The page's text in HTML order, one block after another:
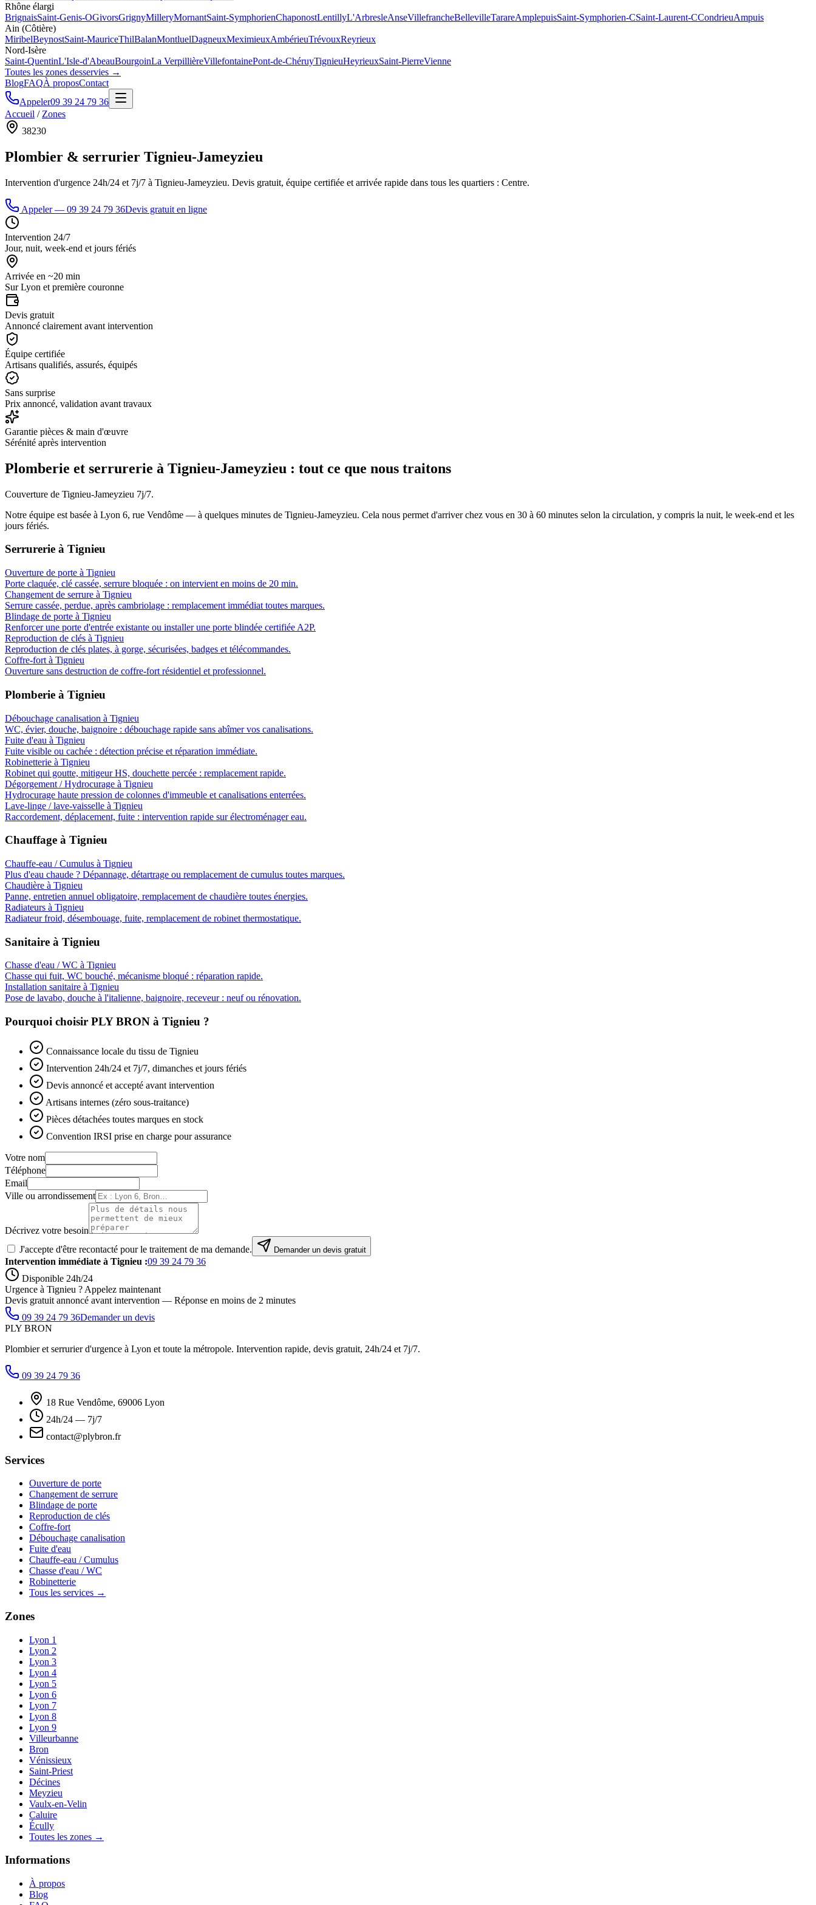
Rhône élargi
BrignaisSaint-Genis-OGivorsGrignyMilleryMornantSaint-SymphorienChaponostLentillyL'ArbresleAnseVillefrancheBellevilleTarareAmplepuisSaint-Symphorien-CSaint-Laurent-CCondrieuAmpuis
Ain (Côtière)
MiribelBeynostSaint-MauriceThilBalanMontluelDagneuxMeximieuxAmbérieuTrévouxReyrieux
Nord-Isère
Saint-QuentinL'Isle-d'AbeauBourgoinLa VerpillièreVillefontainePont-de-ChéruyTignieuHeyrieuxSaint-PierreVienne
Toutes les zones desservies →
BlogFAQÀ proposContact
Appeler09 39 24 79 36
Accueil / Zones
38230
Plombier & serrurier Tignieu-Jameyzieu
Intervention d'urgence 24h/24 et 7j/7 à Tignieu-Jameyzieu. Devis gratuit, équipe certifiée et arrivée rapide dans tous les quartiers : Centre.
Appeler — 09 39 24 79 36Devis gratuit en ligne
Intervention 24/7
Jour, nuit, week-end et jours fériés
Arrivée en ~20 min
Sur Lyon et première couronne
Devis gratuit
Annoncé clairement avant intervention
Équipe certifiée
Artisans qualifiés, assurés, équipés
Sans surprise
Prix annoncé, validation avant travaux
Garantie pièces & main d'œuvre
Sérénité après intervention
Plomberie et serrurerie à Tignieu-Jameyzieu : tout ce que nous traitons
Couverture de Tignieu-Jameyzieu 7j/7.
Notre équipe est basée à Lyon 6, rue Vendôme — à quelques minutes de Tignieu-Jameyzieu. Cela nous permet d'arriver chez vous en 30 à 60 minutes selon la circulation, y compris la nuit, le week-end et les
jours fériés.
Serrurerie à Tignieu
Ouverture de porte à Tignieu
Porte claquée, clé cassée, serrure bloquée : on intervient en moins de 20 min.
Changement de serrure à Tignieu
Serrure cassée, perdue, après cambriolage : remplacement immédiat toutes marques.
Blindage de porte à Tignieu
Renforcer une porte d'entrée existante ou installer une porte blindée certifiée A2P.
Reproduction de clés à Tignieu
Reproduction de clés plates, à gorge, sécurisées, badges et télécommandes.
Coffre-fort à Tignieu
Ouverture sans destruction de coffre-fort résidentiel et professionnel.
Plomberie à Tignieu
Débouchage canalisation à Tignieu
WC, évier, douche, baignoire : débouchage rapide sans abîmer vos canalisations.
Fuite d'eau à Tignieu
Fuite visible ou cachée : détection précise et réparation immédiate.
Robinetterie à Tignieu
Robinet qui goutte, mitigeur HS, douchette percée : remplacement rapide.
Dégorgement / Hydrocurage à Tignieu
Hydrocurage haute pression de colonnes d'immeuble et canalisations enterrées.
Lave-linge / lave-vaisselle à Tignieu
Raccordement, déplacement, fuite : intervention rapide sur électroménager eau.
Chauffage à Tignieu
Chauffe-eau / Cumulus à Tignieu
Plus d'eau chaude ? Dépannage, détartrage ou remplacement de cumulus toutes marques.
Chaudière à Tignieu
Panne, entretien annuel obligatoire, remplacement de chaudière toutes énergies.
Radiateurs à Tignieu
Radiateur froid, désembouage, fuite, remplacement de robinet thermostatique.
Sanitaire à Tignieu
Chasse d'eau / WC à Tignieu
Chasse qui fuit, WC bouché, mécanisme bloqué : réparation rapide.
Installation sanitaire à Tignieu
Pose de lavabo, douche à l'italienne, baignoire, receveur : neuf ou rénovation.
Pourquoi choisir PLY BRON à Tignieu ?
Connaissance locale du tissu de Tignieu
Intervention 24h/24 et 7j/7, dimanches et jours fériés
Devis annoncé et accepté avant intervention
Artisans internes (zéro sous-traitance)
Pièces détachées toutes marques en stock
Convention IRSI prise en charge pour assurance
Votre nom
Téléphone
Email
Ville ou arrondissement
Décrivez votre besoin
J'accepte d'être recontacté pour le traitement de ma demande.
Demander un devis gratuit
Intervention immédiate à Tignieu :09 39 24 79 36
Disponible 24h/24
Urgence à Tignieu ? Appelez maintenant
Devis gratuit annoncé avant intervention — Réponse en moins de 2 minutes
09 39 24 79 36Demander un devis
PLY BRON
Plombier et serrurier d'urgence à Lyon et toute la métropole. Intervention rapide, devis gratuit, 24h/24 et 7j/7.
09 39 24 79 36
18 Rue Vendôme, 69006 Lyon
24h/24 — 7j/7
contact@plybron.fr
Services
Ouverture de porte
Changement de serrure
Blindage de porte
Reproduction de clés
Coffre-fort
Débouchage canalisation
Fuite d'eau
Chauffe-eau / Cumulus
Chasse d'eau / WC
Robinetterie
Tous les services →
Zones
Lyon 1
Lyon 2
Lyon 3
Lyon 4
Lyon 5
Lyon 6
Lyon 7
Lyon 8
Lyon 9
Villeurbanne
Bron
Vénissieux
Saint-Priest
Décines
Meyzieu
Vaulx-en-Velin
Caluire
Écully
Toutes les zones →
Informations
À propos
Blog